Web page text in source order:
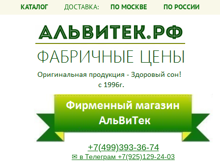
КАТАЛОГ ДОСТАВКА: ПО МОСКВЕ ПО РОССИИ
+7(499)393-36-74
✉ в Телеграм +7(925)129-24-03